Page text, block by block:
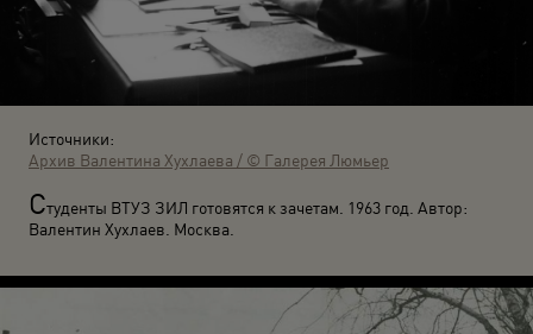
Источники:
Архив Валентина Хухлаева / © Галерея Люмьер
Студенты ВТУЗ ЗИЛ готовятся к зачетам. 1963 год. Автор:
Валентин Хухлаев. Москва.